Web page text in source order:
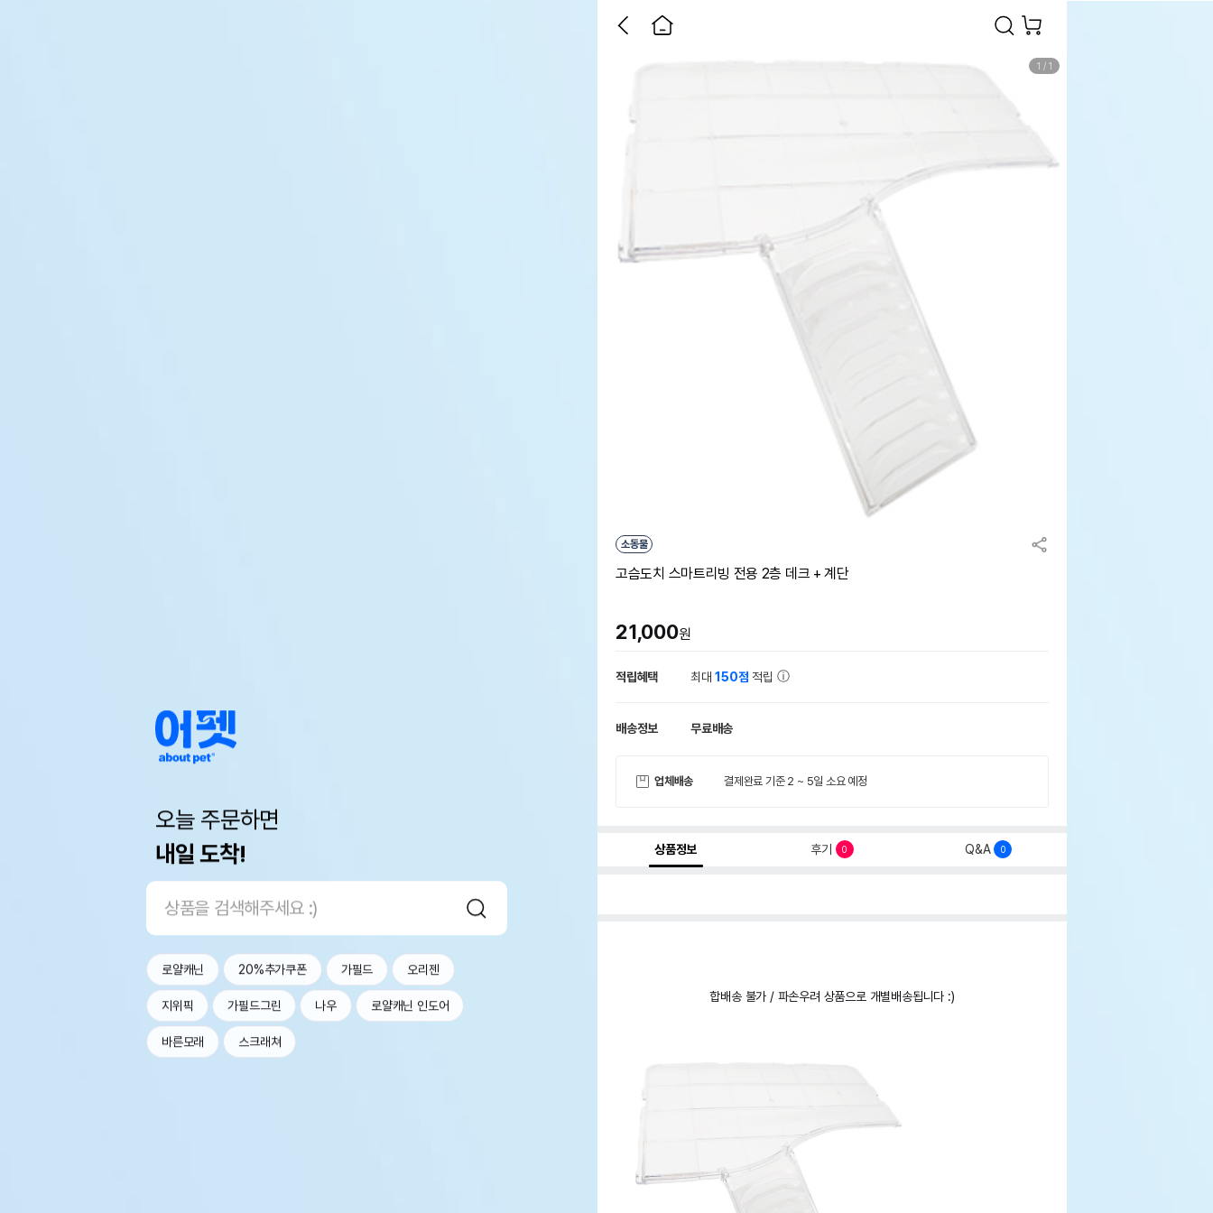
오늘 주문하면
내일 도착!
로얄캐닌 20%추가쿠폰 가필드 오리젠
지위픽 가필드그린 나우 로얄캐닌 인도어
바른모래 스크래쳐
1 / 1
소동물
고슴도치 스마트리빙 전용 2층 데크 + 계단
21,000원
적립혜택 최대150점 적립
배송정보 무료배송
업체배송 결제완료 기준 2 ~ 5일 소요 예정
상품정보 후기 0 Q&A 0
합배송 불가 / 파손우려 상품으로 개별배송됩니다 :)